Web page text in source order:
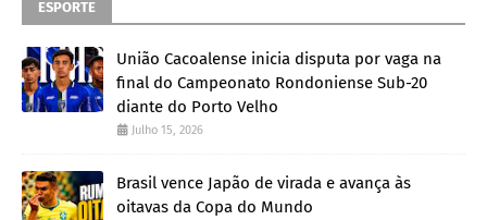
ESPORTE
União Cacoalense inicia disputa por vaga na
final do Campeonato Rondoniense Sub-20
diante do Porto Velho
Julho 15, 2026
Brasil vence Japão de virada e avança às
oitavas da Copa do Mundo